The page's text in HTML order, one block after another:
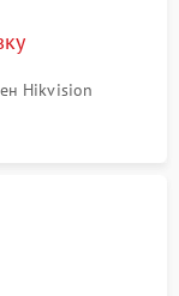
Hikvision